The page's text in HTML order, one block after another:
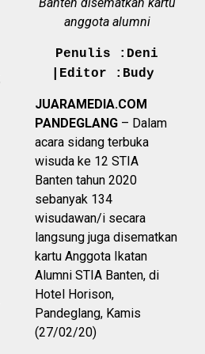
anggota alumni
Penulis :Deni
|Editor :Budy
JUARAMEDIA.COM
PANDEGLANG – Dalam
acara sidang terbuka
wisuda ke 12 STIA
Banten tahun 2020
sebanyak 134
wisudawan/i secara
langsung juga disematkan
kartu Anggota Ikatan
Alumni STIA Banten, di
Hotel Horison,
Pandeglang, Kamis
(27/02/20)